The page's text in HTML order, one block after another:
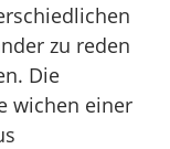
zu reden
Die
wichen einer